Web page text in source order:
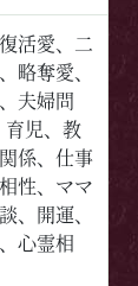
活愛、二
略奪愛、
夫婦問
児、教
係、仕事
性、ママ
、開運、
心霊相